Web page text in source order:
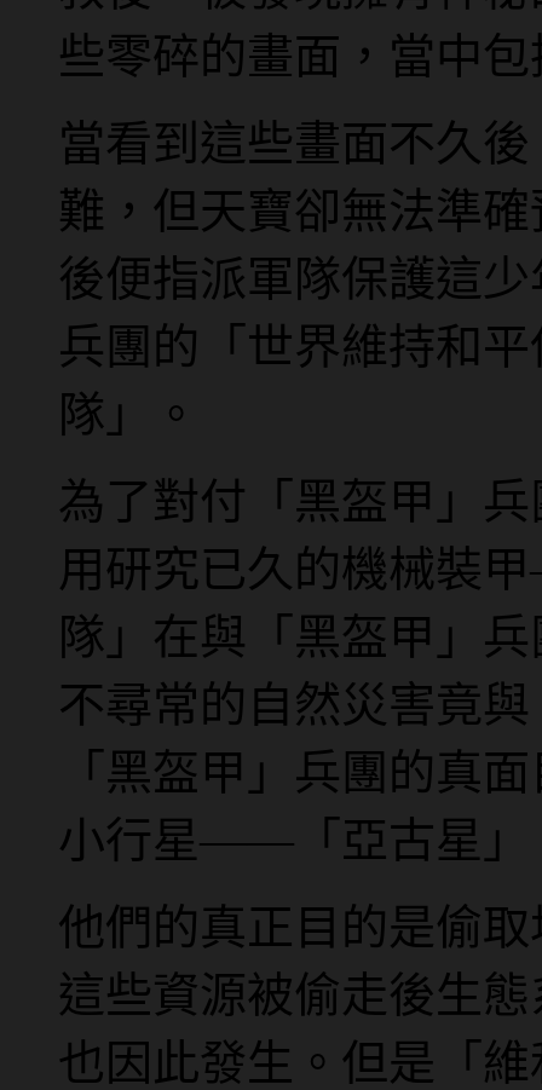
些零碎的畫面，當中
當看到這些畫面不久
難，但天寶卻無法準
後便指派軍隊保護這
兵團的「世界維持和
隊」。
為了對付「黑盔甲」
用研究已久的機械裝
隊」在與「黑盔甲」
不尋常的自然災害竟
「黑盔甲」兵團的真
小行星——「亞古星」
他們的真正目的是偷
這些資源被偷走後生
也因此發生。但是「